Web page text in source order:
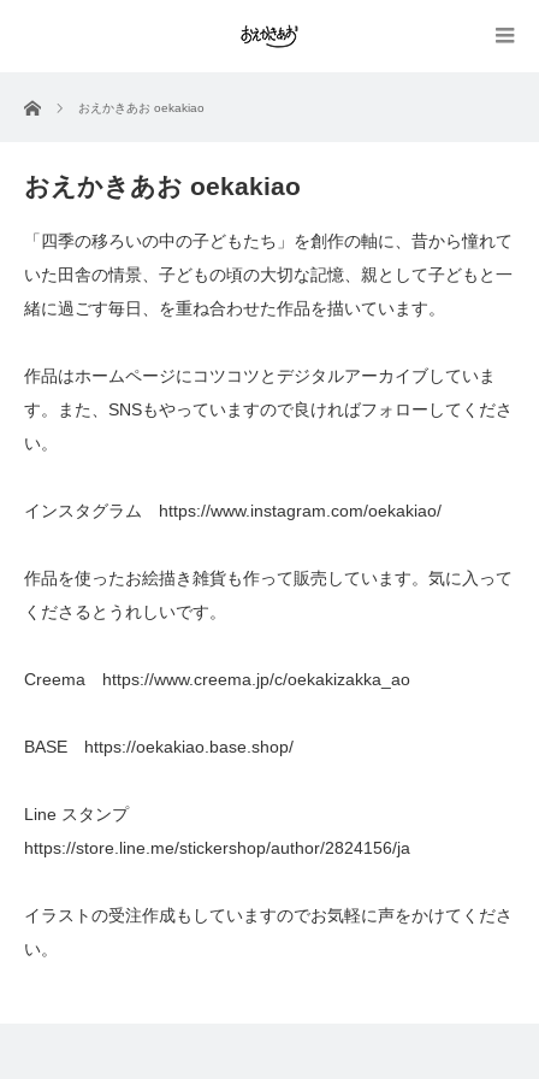
ホーム おえかきあお oekakiao
おえかきあお oekakiao
「四季の移ろいの中の子どもたち」を創作の軸に、昔から憧れて
いた田舎の情景、子どもの頃の大切な記憶、親として子どもと一
緒に過ごす毎日、を重ね合わせた作品を描いています。
作品はホームページにコツコツとデジタルアーカイブしていま
す。また、SNSもやっていますので良ければフォローしてくださ
い。
インスタグラム https://www.instagram.com/oekakiao/
作品を使ったお絵描き雑貨も作って販売しています。気に入って
くださるとうれしいです。
Creema https://www.creema.jp/c/oekakizakka_ao
BASE https://oekakiao.base.shop/
Line スタンプ
https://store.line.me/stickershop/author/2824156/ja
イラストの受注作成もしていますのでお気軽に声をかけてくださ
い。